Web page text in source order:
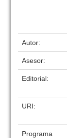
Autor:
Asesor:
Editorial:
URI:
Programa